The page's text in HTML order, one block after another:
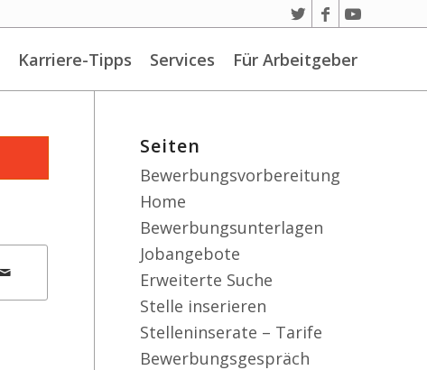
Karriere-Tipps Services Für Arbeitgeber
Seiten
Bewerbungsvorbereitung
Home
Bewerbungsunterlagen
Jobangebote
Erweiterte Suche
Stelle inserieren
Stelleninserate – Tarife
Bewerbungsgespräch